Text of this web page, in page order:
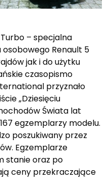
Turbo – specjalna
Renault 5
jak i do użytku
czasopismo
przyznało
„Dziesięciu
Świata lat
egzemplarzy modelu.
poszukiwany przez
Egzemplarze
stanie oraz po
ceny przekraczające